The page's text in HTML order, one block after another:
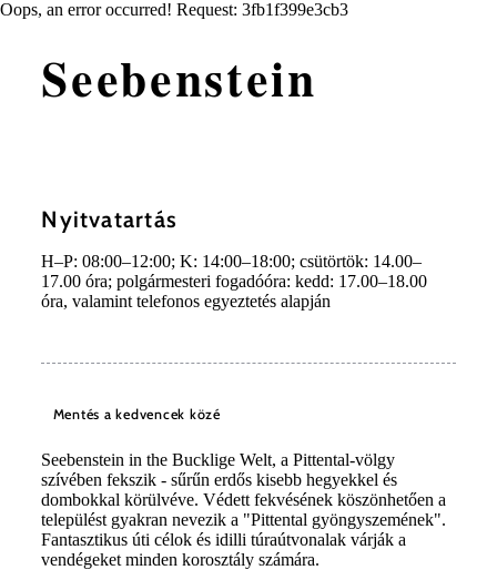
Oops, an error occurred! Request: 3fb1f399e3cb3
Seebenstein
Nyitvatartás
H–P: 08:00–12:00; K: 14:00–18:00; csütörtök: 14.00–
17.00 óra; polgármesteri fogadóóra: kedd: 17.00–18.00
óra, valamint telefonos egyeztetés alapján
Mentés a kedvencek közé
Seebenstein in the Bucklige Welt, a Pittental-völgy
szívében fekszik - sűrűn erdős kisebb hegyekkel és
dombokkal körülvéve. Védett fekvésének köszönhetően a
települést gyakran nevezik a "Pittental gyöngyszemének".
Fantasztikus úti célok és idilli túraútvonalak várják a
vendégeket minden korosztály számára.